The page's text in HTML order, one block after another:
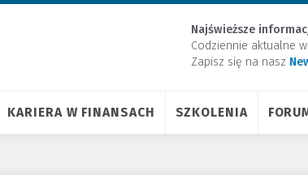
Najświeższe
Codziennie aktualne
Zapisz się na nasz
KARIERA W FINANSACH SZKOLENIA